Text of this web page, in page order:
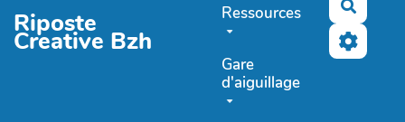
Riposte
Creative Bzh
Ressources
Gare
d'aiguillage